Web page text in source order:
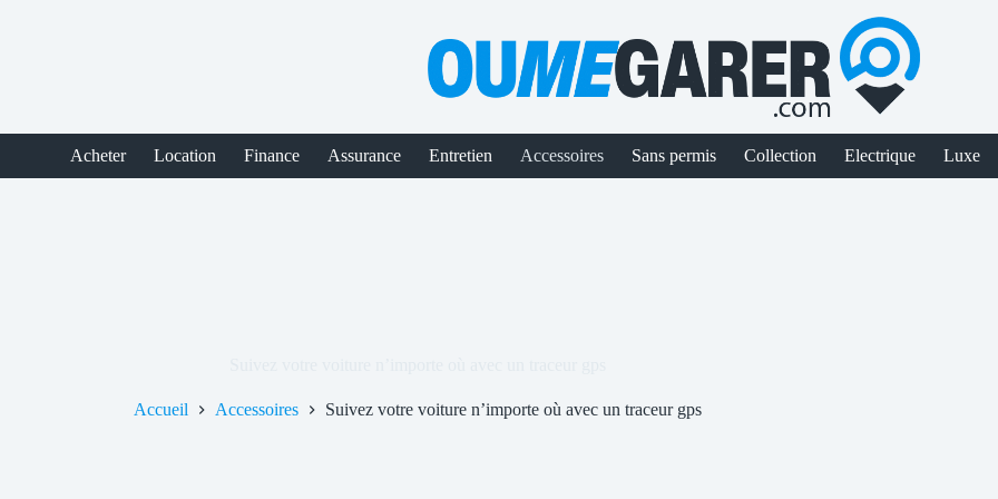
Acheter Location Finance Assurance Entretien Accessoires Sans permis Collection Electrique Luxe
Accueil Accessoires Suivez votre voiture n’importe où avec un traceur gps